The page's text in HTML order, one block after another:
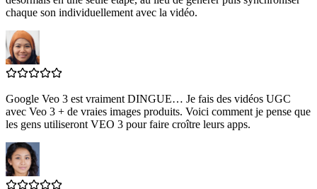
chaque son individuellement avec la vidéo.
Google Veo 3 est vraiment DINGUE… Je fais des vidéos UGC
avec Veo 3 + de vraies images produits. Voici comment je pense que
les gens utiliseront VEO 3 pour faire croître leurs apps.